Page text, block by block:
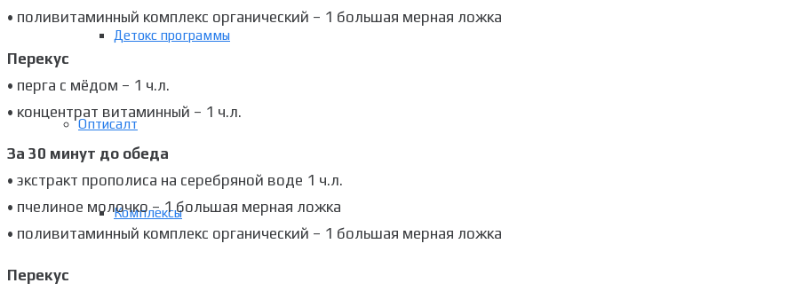
Детокс программы
Оптисалт
Комплексы
• поливитаминный комплекс органический – 1 большая мерная ложка
Перекус
• перга с мёдом – 1 ч.л.
• концентрат витаминный – 1 ч.л.
За 30 минут до обеда
• экстракт прополиса на серебряной воде 1 ч.л.
• пчелиное молочко – 1 большая мерная ложка
• поливитаминный комплекс органический – 1 большая мерная ложка
Перекус